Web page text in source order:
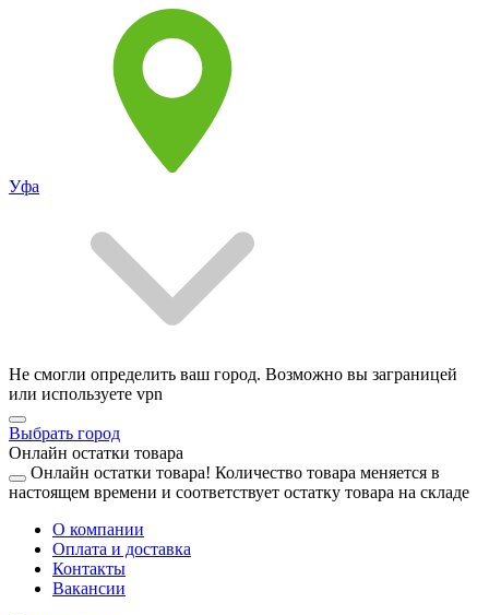
Уфа
Не смогли определить ваш город. Возможно вы заграницей
или используете vpn
Выбрать город
Онлайн остатки товара
Онлайн остатки товара! Количество товара меняется в
настоящем времени и соответствует остатку товара на складе
О компании
Оплата и доставка
Контакты
Вакансии